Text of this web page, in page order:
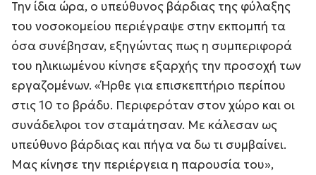
Την ίδια ώρα, ο υπεύθυνος βάρδιας της φύλαξης
του νοσοκομείου περιέγραψε στην εκπομπή τα
όσα συνέβησαν, εξηγώντας πως η συμπεριφορά
του ηλικιωμένου κίνησε εξαρχής την προσοχή των
εργαζομένων. «Ήρθε για επισκεπτήριο περίπου
στις 10 το βράδυ. Περιφερόταν στον χώρο και οι
συνάδελφοι τον σταμάτησαν. Με κάλεσαν ως
υπεύθυνο βάρδιας και πήγα να δω τι συμβαίνει.
Μας κίνησε την περιέργεια η παρουσία του»,